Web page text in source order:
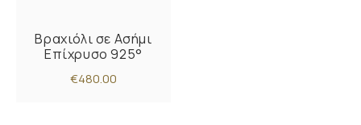
Βραχιόλι σε Ασήμι
Επίχρυσο 925°
€480.00